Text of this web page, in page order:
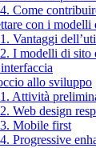
Come
con i modelli
Vantaggi
I modelli di sito
allo sviluppo
Attività
Web design
Mobile first
Progressive